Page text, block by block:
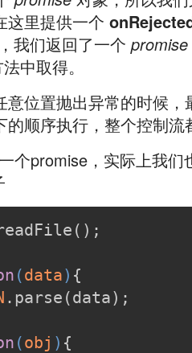
这里提供一个
我们返回了一个 promise
中取得。
位置抛出异常的时候，
顺序执行，整个控制流
个promise，实际上我
(data) {
.parse(data);
(obj ) {